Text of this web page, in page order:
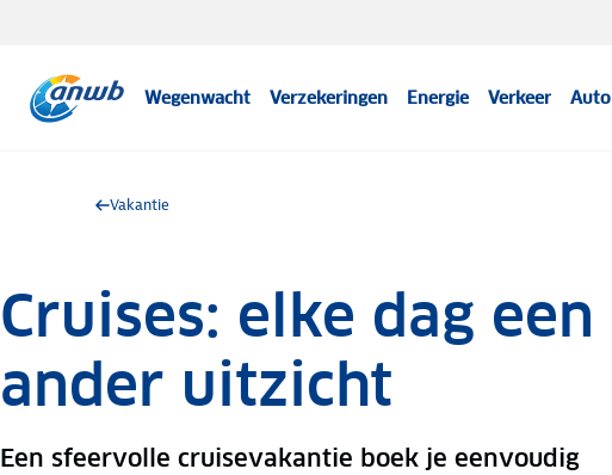
Wegenwacht Verzekeringen Energie Verkeer Auto
Vakantie
Cruises: elke dag een
ander uitzicht
Een sfeervolle cruisevakantie boek je eenvoudig